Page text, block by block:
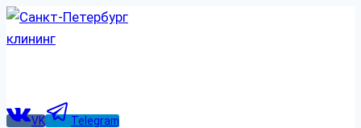
Перейти
к
VK Telegram